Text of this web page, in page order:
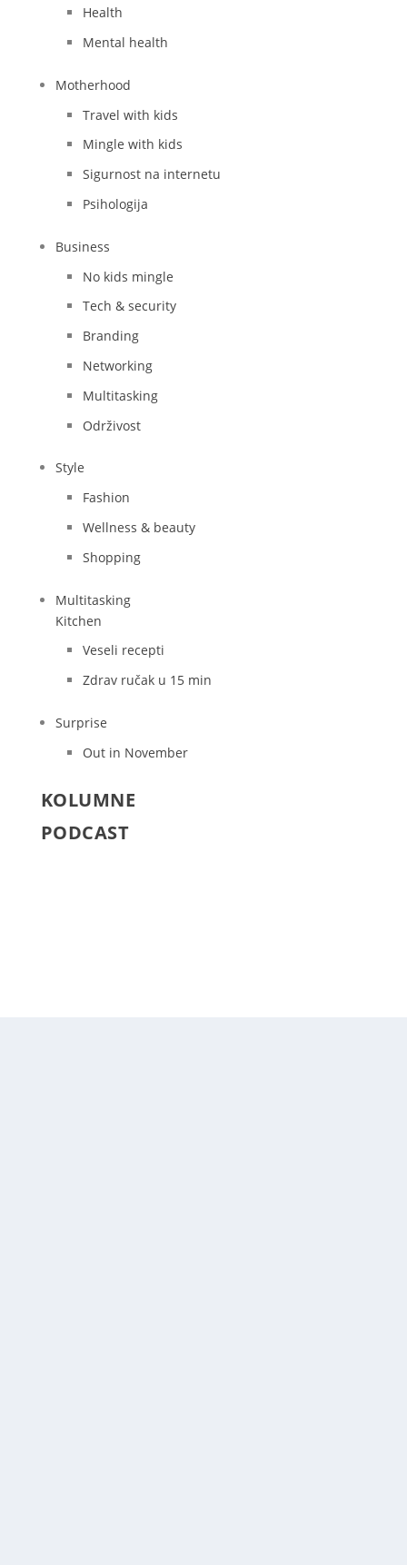
Health
Mental health
Motherhood
Travel with kids
Mingle with kids
Sigurnost na internetu
Psihologija
Business
No kids mingle
Tech & security
Branding
Networking
Multitasking
Održivost
Style
Fashion
Wellness & beauty
Shopping
Multitasking
Kitchen
Veseli recepti
Zdrav ručak u 15 min
Surprise
Out in November
KOLUMNE
PODCAST